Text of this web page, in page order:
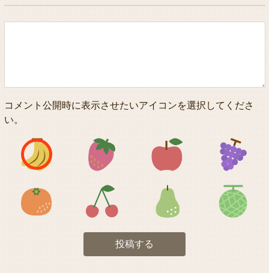
コメント公開時に表示させたいアイコンを選択してくださ
い。
アイコン1 アイコン2 アイコン3
アイコン5 アイコン6 アイコン7
投稿する